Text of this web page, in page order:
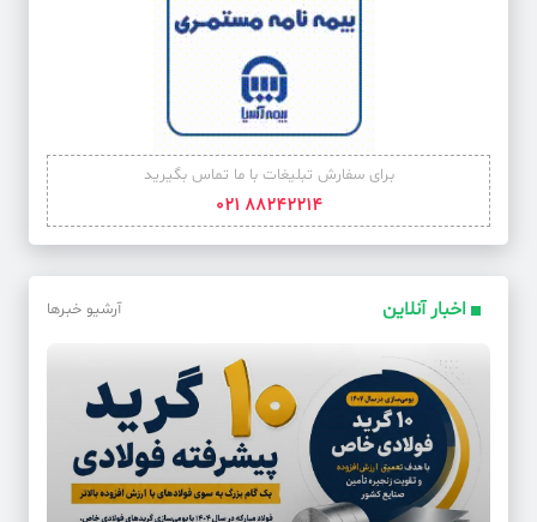
برای سفارش تبلیغات با ما تماس بگیرید
88242214 021
اخبار آنلاین آرشیو خبرها